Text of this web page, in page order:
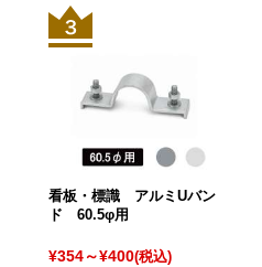
看板・標識 アルミUバン
ド 60.5φ用
¥354～¥400(税込)